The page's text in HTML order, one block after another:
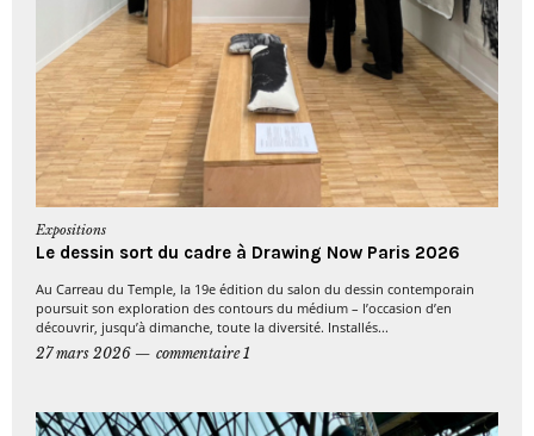
Expositions
Le dessin sort du cadre à Drawing Now Paris 2026
Au Carreau du Temple, la 19e édition du salon du dessin contemporain
poursuit son exploration des contours du médium – l’occasion d’en
découvrir, jusqu’à dimanche, toute la diversité. Installés...
27 mars 2026
commentaire 1